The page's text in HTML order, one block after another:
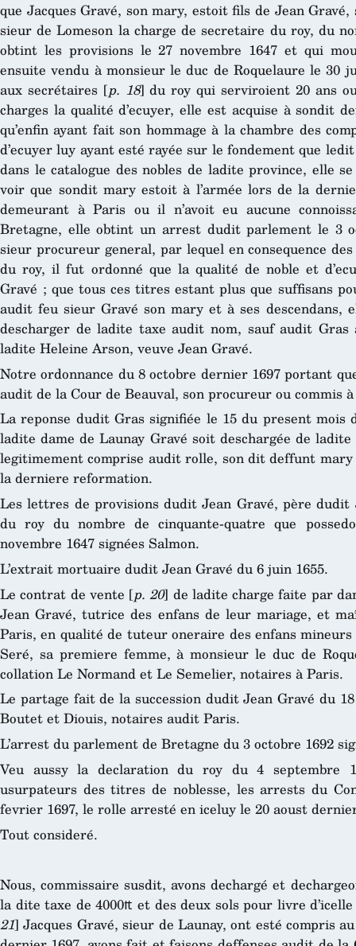
que Jacques Gravé, son mary, estoit fils de Jean
sieur de Lomeson la charge de secretaire du roy, du
obtint les provisions le 27 novembre 1647 et qui
ensuite vendu à monsieur le duc de Roquelaure le 30
aux secrétaires [p. 18] du roy qui serviroient 20 ans
charges la qualité d’ecuyer, elle est acquise à sondit
qu’enfin ayant fait son hommage à la chambre des
d’ecuyer luy ayant esté rayée sur le fondement que
dans le catalogue des nobles de ladite province, elle
voir que sondit mary estoit à l’armée lors de la
demeurant à Paris ou il n’avoit eu aucune
Bretagne, elle obtint un arrest dudit parlement le 3
sieur procureur general, par lequel en consequence
du roy, il fut ordonné que la qualité de noble et
Gravé ; que tous ces titres estant plus que suffisans
audit feu sieur Gravé son mary et à ses descendans,
descharger de ladite taxe audit nom, sauf audit
ladite Heleine Arson, veuve Jean Gravé.
Notre ordonnance du 8 octobre dernier 1697 portant
audit de la Cour de Beauval, son procureur ou commis
La reponse dudit Gras signifiée le 15 du present mois
ladite dame de Launay Gravé soit deschargée de
legitimement comprise audit rolle, son dit deffunt mary
la derniere reformation.
Les lettres de provisions dudit Jean Gravé, père dudit
du roy du nombre de cinquante-quatre que
novembre 1647 signées Salmon.
L’extrait mortuaire dudit Jean Gravé du 6 juin 1655.
Le contrat de vente [p. 20] de ladite charge faite par
Jean Gravé, tutrice des enfans de leur mariage, et
Paris, en qualité de tuteur oneraire des enfans
Seré, sa premiere femme, à monsieur le duc de
collation Le Normand et Le Semelier, notaires à Paris.
Le partage fait de la succession dudit Jean Gravé du
Boutet et Diouis, notaires audit Paris.
L’arrest du parlement de Bretagne du 3 octobre 1692
Veu aussy la declaration du roy du 4 septembre
usurpateurs des titres de noblesse, les arrests du
fevrier 1697, le rolle arresté en iceluy le 20 aoust
Tout consideré.
Nous, commissaire susdit, avons dechargé et
la dite taxe de 4000₶ et des deux sols pour livre
21] Jacques Gravé, sieur de Launay, ont esté compris